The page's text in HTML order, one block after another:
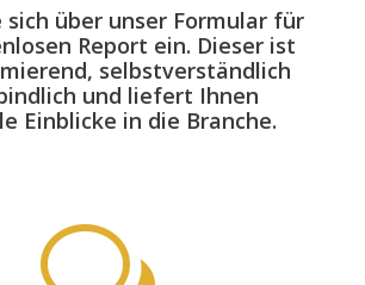
sich über unser Formular für
Report ein. Dieser ist
selbstverständlich
und liefert Ihnen
Einblicke in die Branche.